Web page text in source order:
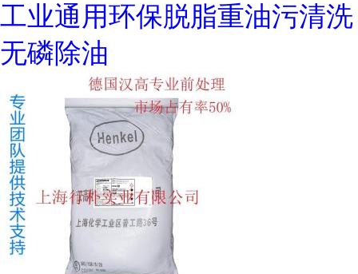
工业通用环保脱脂重油污清洗
无磷除油